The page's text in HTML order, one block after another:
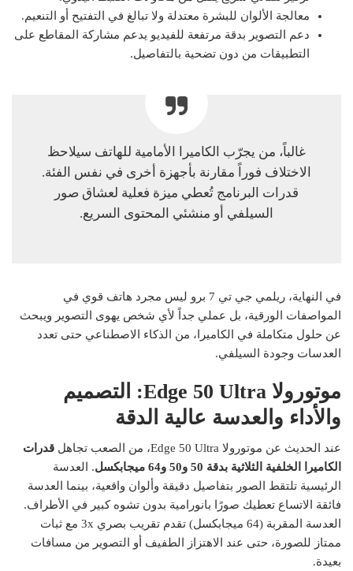
معالجة الألوان للبشرة معتدلة ولا تبالغ في التفتيح أو التنعيم.
دعم التصوير بدقة مرتفعة للفيديو يدعم مشاركة المقاطع على
التطبيقات من دون تضحية بالتفاصيل.
غالباً، من يجرّب الكاميرا الأمامية للهاتف سيلاحظ
الاختلاف فوراً مقارنة بأجهزة أخرى في نفس الفئة.
قدرات البرنامج تُعطي ميزة فعلية لعشاق صور
السيلفي أو منشئي المحتوى السريع.
في النهاية، ريلمي جي تي 7 برو ليس مجرد هاتف قوي في
المواصفات الورقية، بل عملي جداً لأي شخص يهوى التصوير ويبحث
عن حلول متكاملة في الكاميرا، من الذكاء الاصطناعي حتى تعدد
العدسات وجودة السيلفي.
موتورولا Edge 50 Ultra: التصميم
والأداء والعدسة عالية الدقة
عند الحديث عن موتورولا Edge 50 Ultra، من الصعب تجاهل
قدرات
الكاميرا الخلفية الثلاثية بدقة 50 و50 و64 ميجابكسل
. العدسة
الرئيسية تلتقط الصور بتفاصيل دقيقة وألوان واقعية، بينما العدسة
فائقة الاتساع تعطيك صورًا بانورامية بدون تشوه كبير في الأطراف.
العدسة المقربة (64 ميجابكسل) تقدم تقريب بصري 3x مع ثبات
ممتاز للصورة، حتى عند الاهتزاز الطفيف أو التصوير من مسافات
بعيدة.